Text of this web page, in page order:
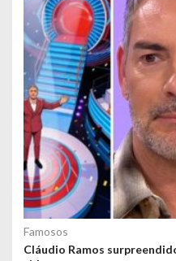
Famosos
Cláudio Ramos